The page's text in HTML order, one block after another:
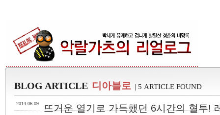
BLOG ARTICLE 디아블로 | 5 ARTICLE FOUND
2014.06.09
뜨거운 열기로 가득했던 6시간의 혈투!